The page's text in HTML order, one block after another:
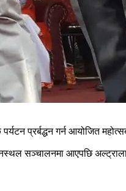
प्रर्बद्धन गर्न आयोजित
सञ्चालनमा आएपछि